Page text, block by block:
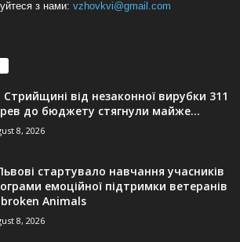
з нами: vzhovkvi@gmail.com
Стрийщині від незаконної вирубки 311
до бюджету стягнули майже...
8, 2026
стартувало навчання учасників
емоційної підтримки ветеранів
Animals
8, 2026